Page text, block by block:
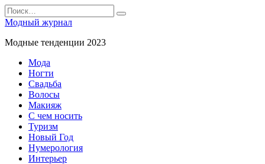
Перейти
к
содержанию
Search
for:
Модный журнал
Модные тенденции 2023
Мода
Ногти
Свадьба
Волосы
Макияж
С чем носить
Туризм
Новый Год
Нумерология
Интерьер